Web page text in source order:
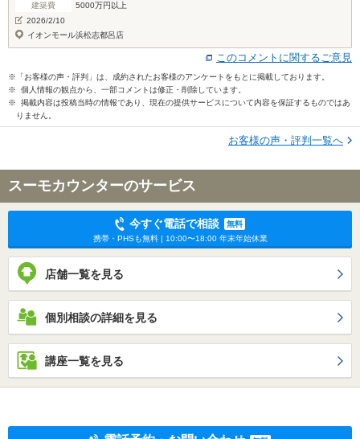
建築費
5000万円以上
2026/2/10
イオンモール浜松志都呂店
このコメントに関するご意見
※「お客様の声・評判」は、成約されたお客様のアンケートをもとに掲載しております。
※ 個人情報の観点から、一部コメントは修正・削除しています。
※ 掲載内容は投稿当時の情報であり、現在の提供サービスについて内容を保証するものではあ
りません。
お客様の声・評判一覧へ
スーモカウンターのサービス
今すぐ電話で相談
無料
携帯・PHSも無料 | 10:00〜18:00 年末年始休業
店舗一覧を見る
個別相談の詳細を見る
講座一覧を見る